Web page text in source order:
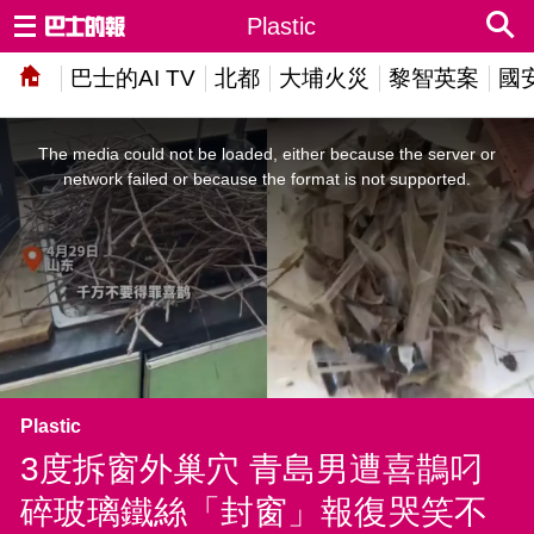
巴士的AI TV 北都 大埔火災 黎智英案 國
Plastic
modal
window.
The media could not be loaded, either because the server or
network failed or because the format is not supported.
Plastic
3度拆窗外巢穴 青島男遭喜鵲叼
碎玻璃鐵絲「封窗」報復哭笑不